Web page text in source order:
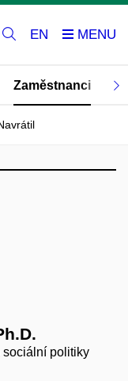
EN
Zaměstnanci
sociální politiky